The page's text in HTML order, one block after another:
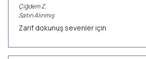
ÇiğdemZ.
Satın Alınmış
Zarif dokunuş sevenler için